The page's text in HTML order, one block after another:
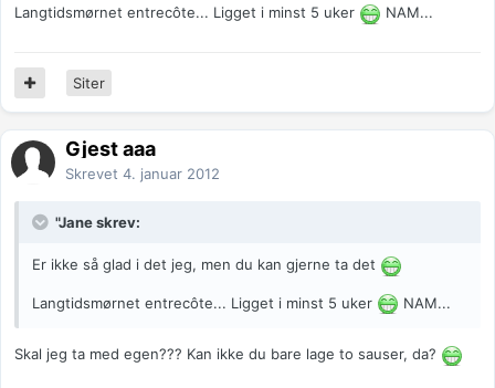
Langtidsmørnet entrecôte... Ligget i minst 5 uker NAM...
Siter
Gjest aaa
Skrevet 4. januar 2012
"Jane skrev:
Er ikke så glad i det jeg, men du kan gjerne ta det
Langtidsmørnet entrecôte... Ligget i minst 5 uker NAM...
Skal jeg ta med egen??? Kan ikke du bare lage to sauser, da?